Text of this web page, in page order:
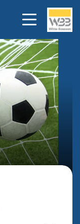
Bekijk alle foto's